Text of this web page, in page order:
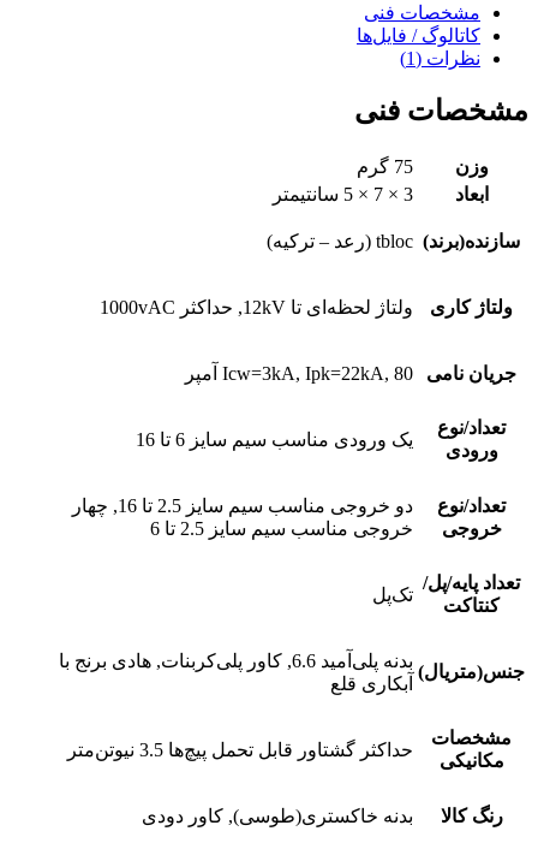
مشخصات فنی
کاتالوگ / فایل‌ها
نظرات (1)
مشخصات فنی
وزن
75 گرم
ابعاد
3 × 7 × 5 سانتیمتر
سازنده(برند) tbloc (رعد – ترکیه)
ولتاژ کاری ولتاژ لحظه‌ای تا 12kV, حداکثر 1000vAC
جریان نامی Icw=3kA, Ipk=22kA, 80 آمپر
تعداد/نوع
ورودی
یک ورودی مناسب سیم سایز 6 تا 16
تعداد/نوع
خروجی
دو خروجی مناسب سیم سایز 2.5 تا 16, چهار
خروجی مناسب سیم سایز 2.5 تا 6
تعداد پایه/پل/
کنتاکت
تک‌‌پل
جنس(متریال)
بدنه پلی‌آمید 6.6, کاور پلی‌کربنات, هادی برنج با
آبکاری قلع
مشخصات
مکانیکی
حداکثر گشتاور قابل تحمل پیچ‌ها 3.5 نیوتن‌متر
رنگ کالا بدنه خاکستری(طوسی), کاور دودی